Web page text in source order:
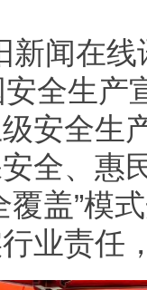
新闻在
全生产
安全生
全、惠
覆盖”模
业责任